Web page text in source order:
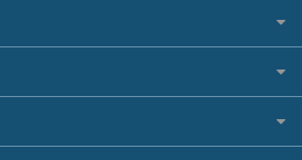
洲)